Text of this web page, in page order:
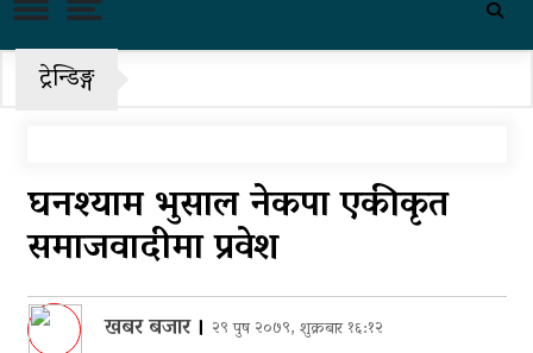
राजमार्ग अवरुद्ध
पुन: एमाले-नेकपा सहकार्यमा, प्रदेशको
भागबण्डा यस्तो छ…
आठ लाख २१ हजार घुससहित सिँचाइ
डिभिजन सर्लाहीका प्रमुख र अधिकृत
पक्राउ
ट्रेन्डिङ्ग
घनश्याम भुसाल नेकपा एकीकृत
समाजवादीमा प्रवेश
खबर बजार। २९ पुष २०७९, शुक्रबार १६:१२